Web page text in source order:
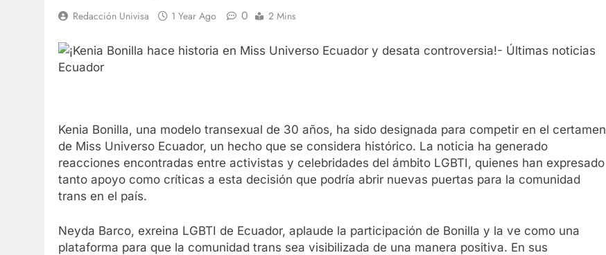
Redacción Univisa 1 Year Ago 0 2 Mins
Kenia Bonilla, una modelo transexual de 30 años, ha sido designada para competir en el certamen
de Miss Universo Ecuador, un hecho que se considera histórico. La noticia ha generado
reacciones encontradas entre activistas y celebridades del ámbito LGBTI, quienes han expresado
tanto apoyo como críticas a esta decisión que podría abrir nuevas puertas para la comunidad
trans en el país.
Neyda Barco, exreina LGBTI de Ecuador, aplaude la participación de Bonilla y la ve como una
plataforma para que la comunidad trans sea visibilizada de una manera positiva. En sus